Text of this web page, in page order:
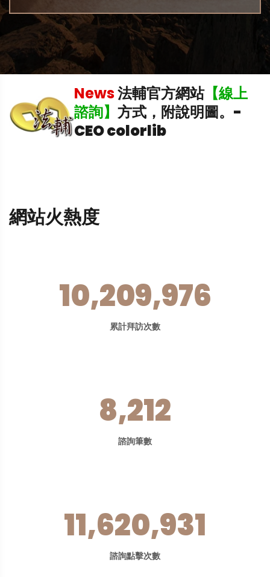
News法輔官方網站【線上
諮詢】 方式，附說明圖。 -
CEO colorlib
網站火熱度
10,209,976
累計拜訪次數
8,212
諮詢筆數
11,620,931
諮詢點擊次數